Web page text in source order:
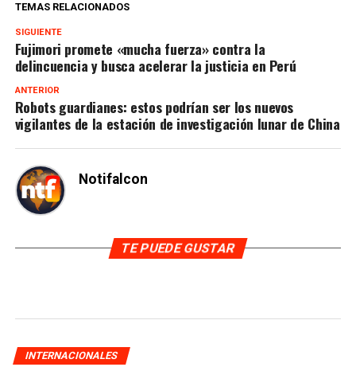
TEMAS RELACIONADOS
SIGUIENTE
Fujimori promete «mucha fuerza» contra la
delincuencia y busca acelerar la justicia en Perú
ANTERIOR
Robots guardianes: estos podrían ser los nuevos
vigilantes de la estación de investigación lunar de China
Notifalcon
TE PUEDE GUSTAR
INTERNACIONALES